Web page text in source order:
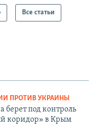
Все статьи
ПРОТИВ УКРАИНЫ
берет под контроль
коридор» в Крым